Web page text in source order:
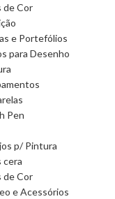
de Cor
e Portefólios
para Desenho
Pen
p/ Pintura
cera
de Cor
e Acessórios